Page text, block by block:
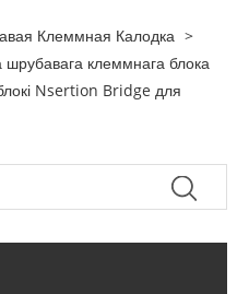
Клеммная Калодка >
шрубавага клеммнага блока
Nsertion Bridge для